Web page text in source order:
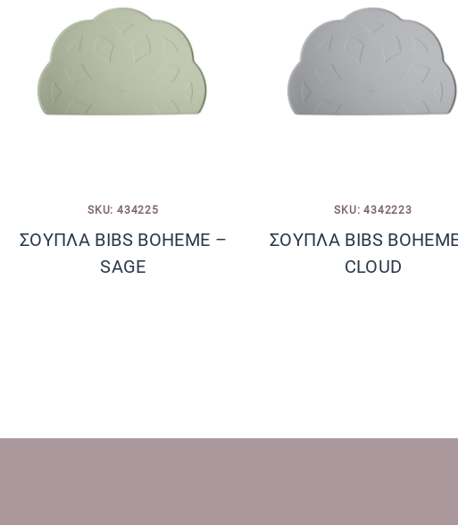
SKU: 434225
ΣΟΥΠΛΑ BIBS BOHEME –
SAGE
SKU: 4342223
ΣΟΥΠΛΑ BIBS
CLOUD